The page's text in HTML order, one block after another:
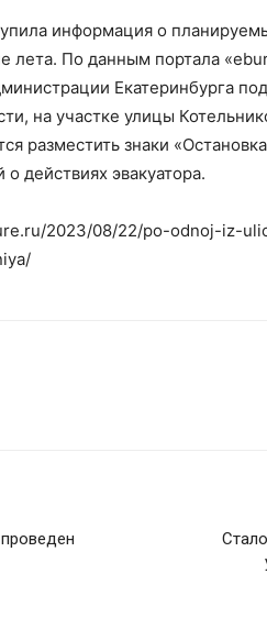
информация о
лета. По данным портала
Екатеринбурга
на участке улицы
разместить знаки
действиях эвакуатора.
2023/08/22/po-odnoj-iz-